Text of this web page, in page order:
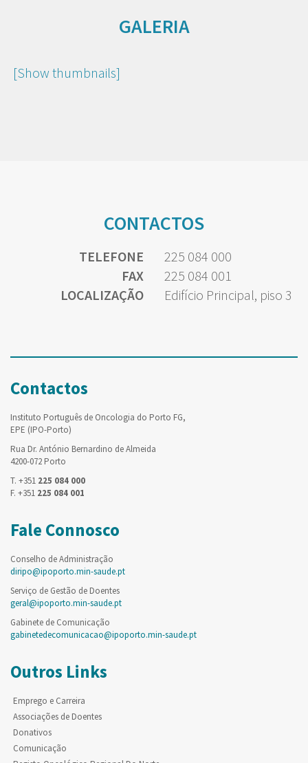
GALERIA
[Show thumbnails]
CONTACTOS
TELEFONE
225 084 000
FAX
225 084 001
LOCALIZAÇÃO
Edifício Principal, piso 3
Contactos
Instituto Português de Oncologia do Porto FG,
EPE (IPO-Porto)
Rua Dr. António Bernardino de Almeida
4200-072 Porto
T. +351 225 084 000
F. +351 225 084 001
Fale Connosco
Conselho de Administração
diripo@ipoporto.min-saude.pt
Serviço de Gestão de Doentes
geral@ipoporto.min-saude.pt
Gabinete de Comunicação
gabinetedecomunicacao@ipoporto.min-saude.pt
Outros Links
Emprego e Carreira
Associações de Doentes
Donativos
Comunicação